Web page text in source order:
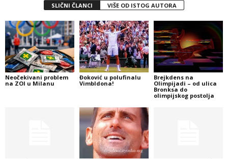
SLIČNI ČLANCI VIŠE OD ISTOG AUTORA
Neočekivani problem
na ZOI u Milanu
Đoković u polufinalu
Vimbldona!
Brejkdens na
Olimpijadi – od ulica
Bronksa do
olimpijskog postolja